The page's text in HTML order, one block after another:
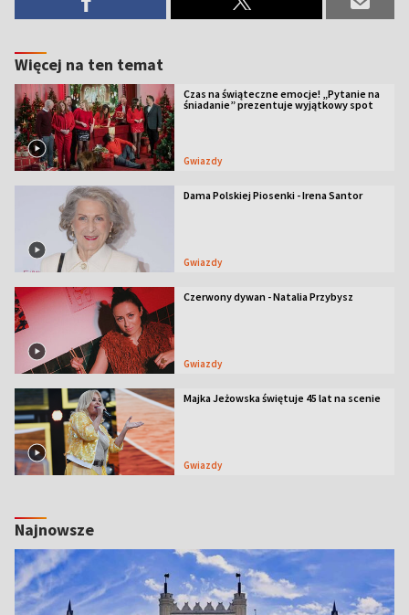
Więcej na ten temat
Czas na świąteczne emocje! „Pytanie na
śniadanie” prezentuje wyjątkowy spot
Gwiazdy
Dama Polskiej Piosenki - Irena Santor
Gwiazdy
Czerwony dywan - Natalia Przybysz
Gwiazdy
Majka Jeżowska świętuje 45 lat na scenie
Gwiazdy
Najnowsze